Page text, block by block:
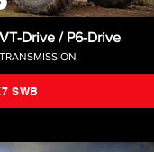
VT-Drive / P6-Drive
TRANSMISSION
SWB